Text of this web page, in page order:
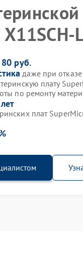
80 руб.
даже при отказе
плату
по ремонту
плат